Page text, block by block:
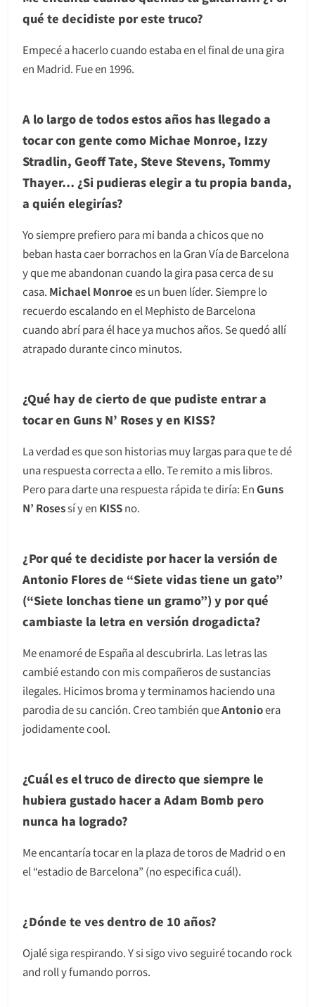
qué te decidiste por este truco?
Empecé a hacerlo cuando estaba en el final de una gira
en Madrid. Fue en 1996.
A lo largo de todos estos años has llegado a
tocar con gente como Michae Monroe, Izzy
Stradlin, Geoff Tate, Steve Stevens, Tommy
Thayer… ¿Si pudieras elegir a tu propia banda,
a quién elegirías?
Yo siempre prefiero para mi banda a chicos que no
beban hasta caer borrachos en la Gran Vía de Barcelona
y que me abandonan cuando la gira pasa cerca de su
casa. Michael Monroees un buen líder. Siempre lo
recuerdo escalando en el Mephisto de Barcelona
cuando abrí para él hace ya muchos años. Se quedó allí
atrapado durante cinco minutos.
¿Qué hay de cierto de que pudiste entrar a
tocar en Guns N’ Roses y en KISS?
La verdad es que son historias muy largas para que te dé
una respuesta correcta a ello. Te remito a mis libros.
Pero para darte una respuesta rápida te diría: EnGuns
N’ Rosessí y en KISSno.
¿Por qué te decidiste por hacer la versión de
Antonio Flores de “Siete vidas tiene un gato”
(“Siete lonchas tiene un gramo”) y por qué
cambiaste la letra en versión drogadicta?
Me enamoré de España al descubrirla. Las letras las
cambié estando con mis compañeros de sustancias
ilegales. Hicimos broma y terminamos haciendo una
parodia de su canción. Creo también queAntonioera
jodidamente cool.
¿Cuál es el truco de directo que siempre le
hubiera gustado hacer a Adam Bomb pero
nunca ha logrado?
Me encantaría tocar en la plaza de toros de Madrid o en
el “estadio de Barcelona” (no especifica cuál).
¿Dónde te ves dentro de 10 años?
Ojalé siga respirando. Y si sigo vivo seguiré tocando rock
and roll y fumando porros.